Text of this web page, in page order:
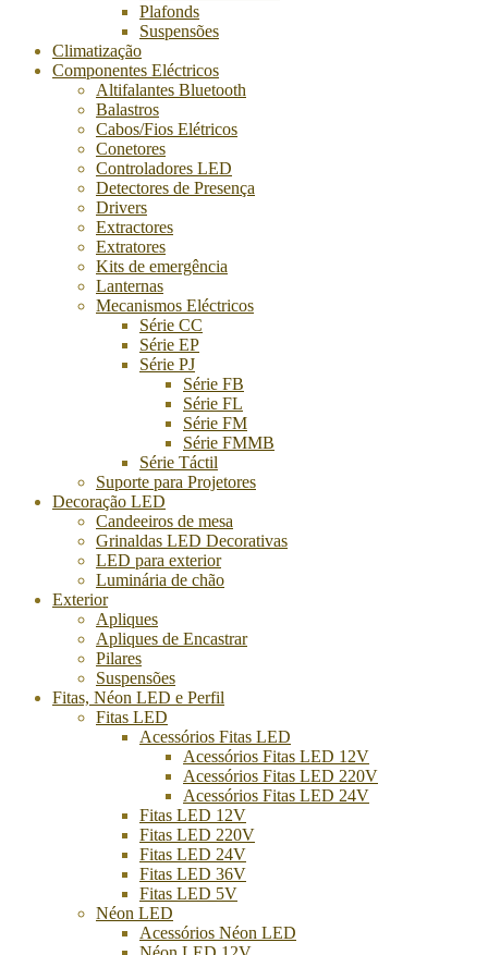
Plafonds
Suspensões
Climatização
Componentes Eléctricos
Altifalantes Bluetooth
Balastros
Cabos/Fios Elétricos
Conetores
Controladores LED
Detectores de Presença
Drivers
Extractores
Extratores
Kits de emergência
Lanternas
Mecanismos Eléctricos
Série CC
Série EP
Série PJ
Série FB
Série FL
Série FM
Série FMMB
Série Táctil
Suporte para Projetores
Decoração LED
Candeeiros de mesa
Grinaldas LED Decorativas
LED para exterior
Luminária de chão
Exterior
Apliques
Apliques de Encastrar
Pilares
Suspensões
Fitas, Néon LED e Perfil
Fitas LED
Acessórios Fitas LED
Acessórios Fitas LED 12V
Acessórios Fitas LED 220V
Acessórios Fitas LED 24V
Fitas LED 12V
Fitas LED 220V
Fitas LED 24V
Fitas LED 36V
Fitas LED 5V
Néon LED
Acessórios Néon LED